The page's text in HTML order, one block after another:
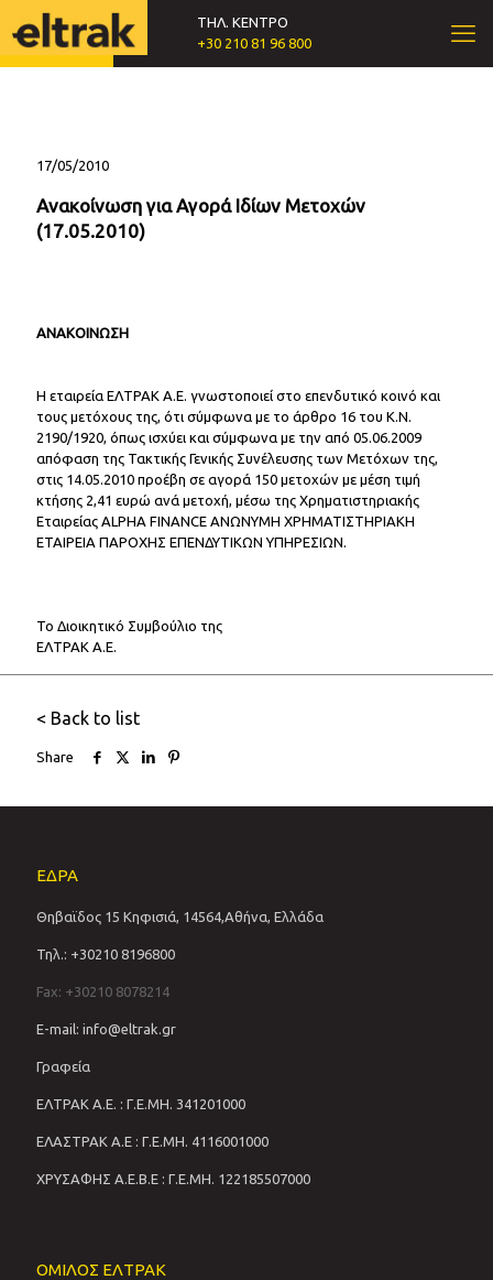
ΤΗΛ. ΚΕΝΤΡΟ
+30 210 81 96 800
17/05/2010
Ανακοίνωση για Αγορά Ιδίων Μετοχών
(17.05.2010)
ΑΝΑΚΟΙΝΩΣΗ
Η εταιρεία ΕΛΤΡΑΚ Α.Ε. γνωστοποιεί στο επενδυτικό κοινό και
τους μετόχους της, ότι σύμφωνα με το άρθρο 16 του Κ.Ν.
2190/1920, όπως ισχύει και σύμφωνα με την από 05.06.2009
απόφαση της Τακτικής Γενικής Συνέλευσης των Μετόχων της,
στις 14.05.2010 προέβη σε αγορά 150 μετοχών με μέση τιμή
κτήσης 2,41 ευρώ ανά μετοχή, μέσω της Χρηματιστηριακής
Εταιρείας ALPHA FINANCE ΑΝΩΝΥΜΗ ΧΡΗΜΑΤΙΣΤΗΡΙΑΚΗ
ΕΤΑΙΡΕΙΑ ΠΑΡΟΧΗΣ ΕΠΕΝΔΥΤΙΚΩΝ ΥΠΗΡΕΣΙΩΝ.
Το Διοικητικό Συμβούλιο της
ΕΛΤΡΑΚ Α.Ε.
< Back to list
Share
ΕΔΡΑ
Θηβαϊδος 15 Κηφισιά, 14564,Αθήνα, Ελλάδα
Τηλ.: +30210 8196800
Fax: +30210 8078214
E-mail: info@eltrak.gr
Γραφεία
ΕΛΤΡΑΚ Α.Ε. : Γ.Ε.ΜΗ. 341201000
ΕΛΑΣΤΡΑΚ Α.Ε : Γ.Ε.ΜΗ. 4116001000
ΧΡΥΣΑΦΗΣ Α.Ε.Β.Ε : Γ.Ε.ΜΗ. 122185507000
ΟΜΙΛΟΣ ΕΛΤΡΑΚ